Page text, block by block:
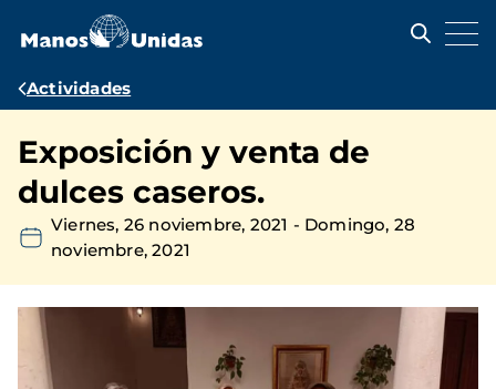
contenido
Ruta
navegación
Actividades
Exposición y venta de
dulces caseros.
Viernes, 26 noviembre, 2021 - Domingo, 28
noviembre, 2021